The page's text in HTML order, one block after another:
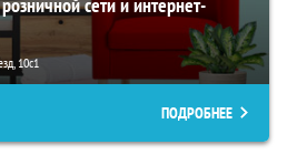
10с1
ПОДРОБНЕЕ